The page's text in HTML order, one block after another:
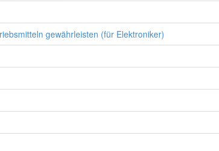
gewährleisten (für Elektroniker)